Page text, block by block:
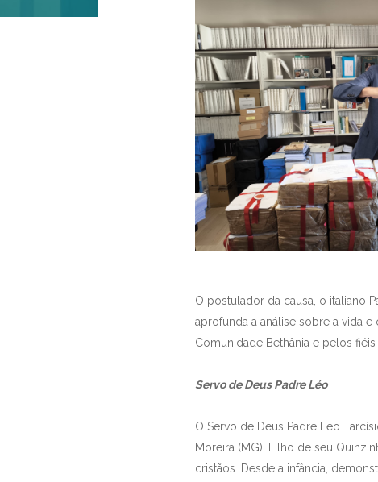
O postulador da causa, o italiano
aprofunda a análise sobre a vida
Comunidade Bethânia e pelos
Servo de Deus Padre Léo
O Servo de Deus Padre Léo
Moreira (MG). Filho de seu
cristãos. Desde a infância,